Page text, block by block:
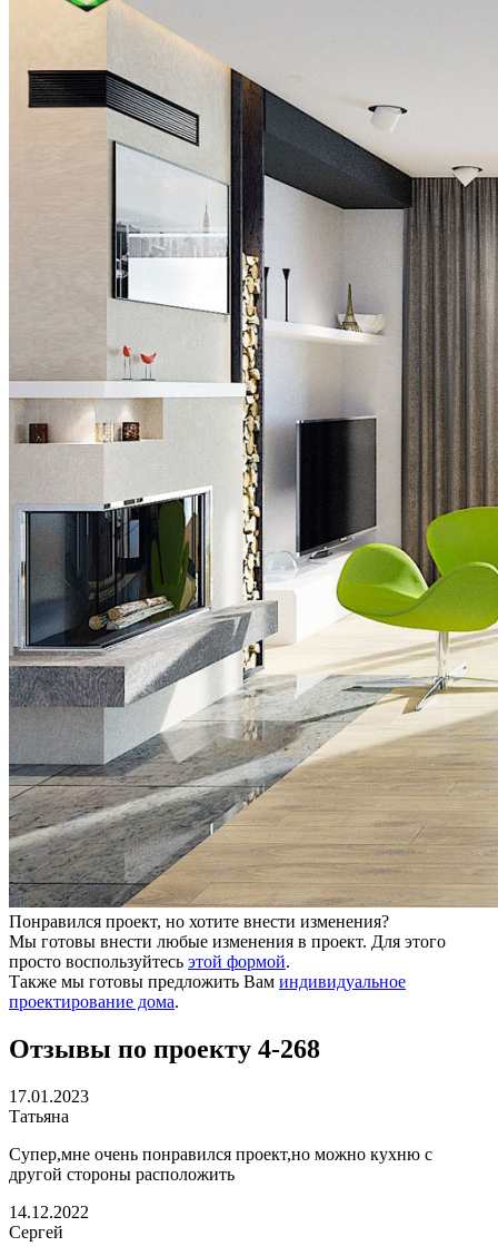
Понравился проект, но хотите внести изменения?
Мы готовы внести любые изменения в проект. Для этого
просто воспользуйтесь этой формой.
Также мы готовы предложить Вам индивидуальное
проектирование дома.
Отзывы по проекту 4-268
17.01.2023
Татьяна
Супер,мне очень понравился проект,но можно кухню с
другой стороны расположить
14.12.2022
Сергей